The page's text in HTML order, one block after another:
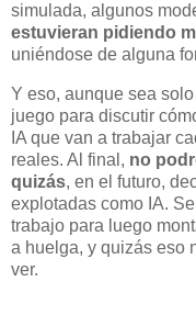
simulada, algunos
estuvieran pidiendo
uniéndose de alguna
Y eso, aunque sea
juego para discutir
IA que van a trabajar
reales. Al final, no
quizás, en el futuro,
explotadas como IA.
trabajo para luego
a huelga, y quizás eso
ver.